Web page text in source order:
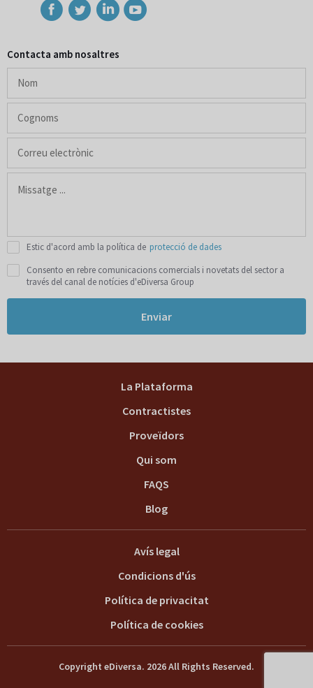
Contacta amb nosaltres
Estic d'acord amb la política de protecció de dades
Consento en rebre comunicacions comercials i novetats del sector a
través del canal de notícies d'eDiversa Group
Enviar
La Plataforma
Contractistes
Proveïdors
Qui som
FAQS
Blog
Copyright eDiversa. 2026 All Rights Reserved.
Avís legal
Condicions d'ús
Política de privacitat
Política de cookies